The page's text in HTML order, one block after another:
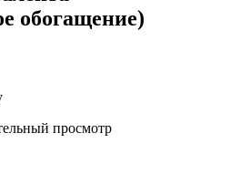
обогащение)
просмотр